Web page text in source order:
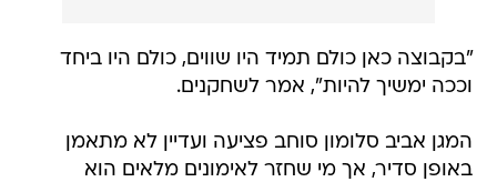
"בקבוצה כאן כולם תמיד היו שווים, כולם היו ביחד
וככה ימשיך להיות", אמר לשחקנים.
המגן אביב סלומון סוחב פציעה ועדיין לא מתאמן
באופן סדיר, אך מי שחזר לאימונים מלאים הוא